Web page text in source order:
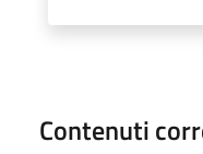
Contenuti